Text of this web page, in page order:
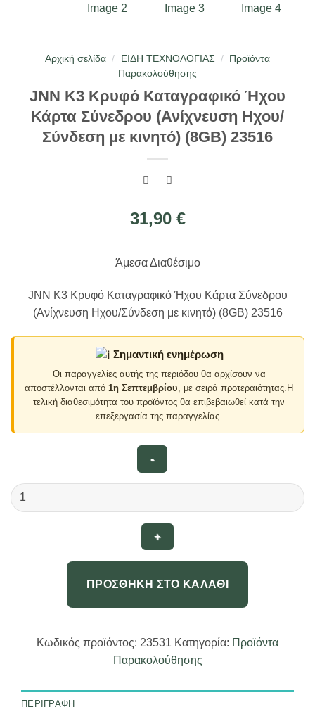
Αρχική σελίδα / ΕΙΔΗ ΤΕΧΝΟΛΟΓΙΑΣ /
Προϊόντα
Παρακολούθησης
JNN K3 Κρυφό Καταγραφικό Ήχου
Κάρτα Σύνεδρου (Ανίχνευση Ηχου/
Σύνδεση με κινητό) (8GB) 23516
31,90 €
Άμεσα Διαθέσιμο
JNN K3 Κρυφό Καταγραφικό Ήχου Κάρτα Σύνεδρου
(Ανίχνευση Ηχου/Σύνδεση με κινητό) (8GB) 23516
Σημαντική ενημέρωση
Οι παραγγελίες αυτής της περιόδου θα αρχίσουν να
αποστέλλονται από 1η Σεπτεμβρίου, με σειρά προτεραιότητας.Η
τελική διαθεσιμότητα του προϊόντος θα επιβεβαιωθεί κατά την
επεξεργασία της παραγγελίας.
JNN
K3
Σύνδεση
23516
ΠΡΟΣΘΉΚΗ ΣΤΟ ΚΑΛΆΘΙ
Κωδικός προϊόντος: 23531 Κατηγορία: Προϊόντα
Παρακολούθησης
ΠΕΡΙΓΡΑΦΉ